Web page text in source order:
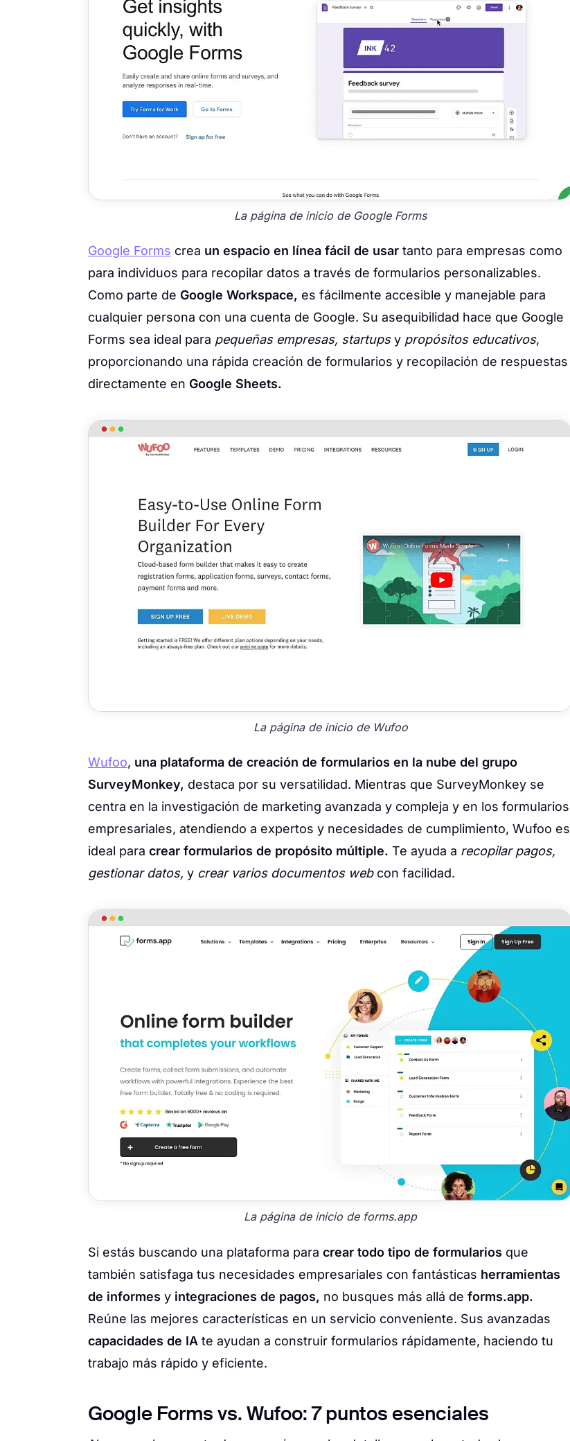
La página de inicio de Google Forms
Google Forms crea un espacio en línea fácil de usar tanto para empresas como
para individuos para recopilar datos a través de formularios personalizables.
Como parte de Google Workspace, es fácilmente accesible y manejable para
cualquier persona con una cuenta de Google. Su asequibilidad hace que Google
Forms sea ideal para pequeñas empresas, startupsy propósitos educativos,
proporcionando una rápida creación de formularios y recopilación de respuestas
directamente en Google Sheets.
La página de inicio de Wufoo
Wufoo, una plataforma de creación de formularios en la nube del grupo
SurveyMonkey, destaca por su versatilidad. Mientras que SurveyMonkey se
centra en la investigación de marketing avanzada y compleja y en los formularios
empresariales, atendiendo a expertos y necesidades de cumplimiento, Wufoo es
ideal para crear formularios de propósito múltiple. Te ayuda a recopilar pagos,
gestionar datos, y crear varios documentos webcon facilidad.
La página de inicio de forms.app
Si estás buscando una plataforma para crear todo tipo de formularios que
también satisfaga tus necesidades empresariales con fantásticas herramientas
de informes y integraciones de pagos, no busques más allá de forms.app.
Reúne las mejores características en un servicio conveniente. Sus avanzadas
capacidades de IA te ayudan a construir formularios rápidamente, haciendo tu
trabajo más rápido y eficiente.
Google Forms vs. Wufoo: 7 puntos esenciales